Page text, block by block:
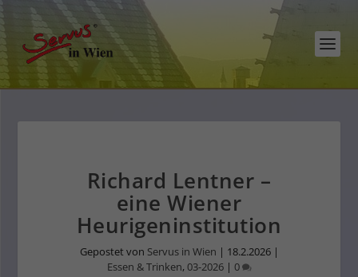
Richard Lentner –
eine Wiener
Heurigeninstitution
Gepostet von Servus in Wien | 18.2.2026|
Essen & Trinken,03-2026| 0